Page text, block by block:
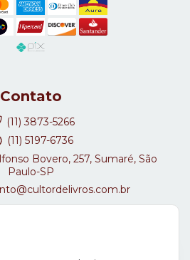
Contato
(11) 3873-5266
(11) 5197-6736
Bovero, 257, Sumaré, São
Paulo-SP